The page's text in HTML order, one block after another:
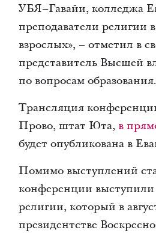
УБЯ–Гавайи, колледжа
преподаватели
взрослых», – отметил в
представитель Высшей
по вопросам образования.
Трансляция
Прово, штат Юта, в
будет опубликована в
Помимо выступлений
конференции выступили
религии, который в
президентстве